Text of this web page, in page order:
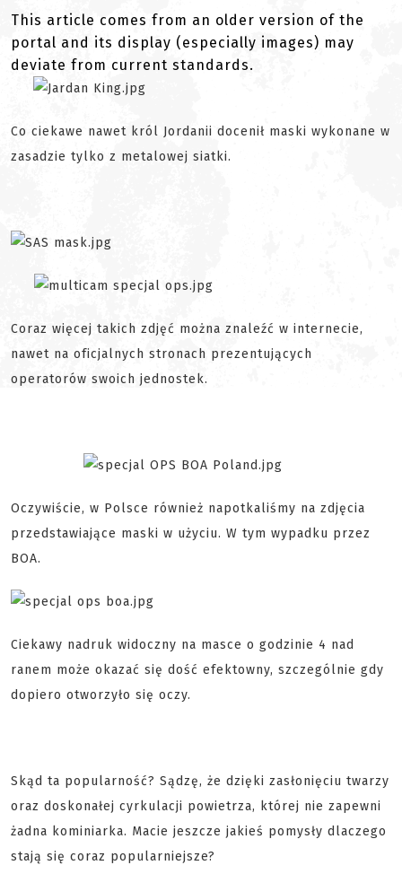
This article comes from an older version of the
portal and its display (especially images) may
deviate from current standards.
Co ciekawe nawet król Jordanii docenił maski wykonane w
zasadzie tylko z metalowej siatki.
Coraz więcej takich zdjęć można znaleźć w internecie,
nawet na oficjalnych stronach prezentujących
operatorów swoich jednostek.
Oczywiście, w Polsce również napotkaliśmy na zdjęcia
przedstawiające maski w użyciu. W tym wypadku przez
BOA.
Ciekawy nadruk widoczny na masce o godzinie 4 nad
ranem może okazać się dość efektowny, szczególnie gdy
dopiero otworzyło się oczy.
Skąd ta popularność? Sądzę, że dzięki zasłonięciu twarzy
oraz doskonałej cyrkulacji powietrza, której nie zapewni
żadna kominiarka. Macie jeszcze jakieś pomysły dlaczego
stają się coraz popularniejsze?